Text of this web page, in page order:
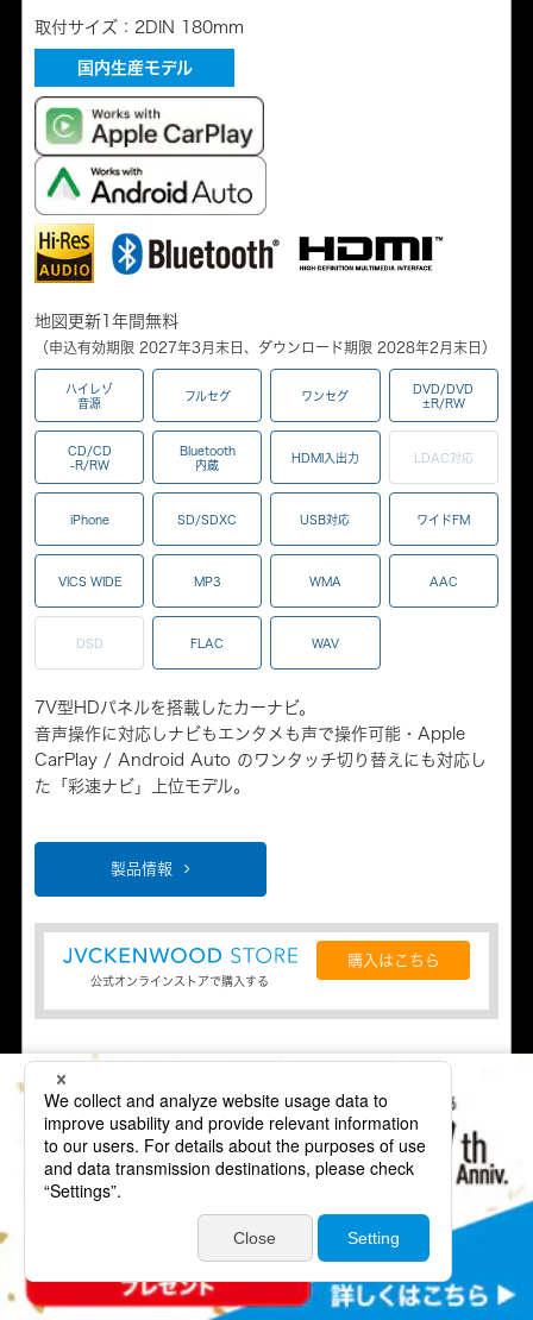
取付サイズ：2DIN 180mm
国内生産モデル
地図更新1年間無料
（申込有効期限 2027年3月末日、ダウンロード期限 2028年2月末日）
ハイレゾ
音源
フルセグ ワンセグ
DVD/DVD
±R/RW
CD/CD
-R/RW
Bluetooth
内蔵
HDMI入出力 LDAC対応
iPhone SD/SDXC USB対応 ワイドFM
VICS WIDE MP3 WMA AAC
DSD FLAC WAV
7V型HDパネルを搭載したカーナビ。
音声操作に対応しナビもエンタメも声で操作可能・Apple
CarPlay / Android Auto のワンタッチ切り替えにも対応し
た「彩速ナビ」上位モデル。
製品情報
公式オンラインストアで購入する
購入はこちら